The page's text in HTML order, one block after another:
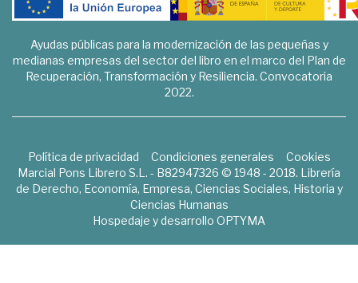
Ayudas públicas para la modernización de las pequeñas y
medianas empresas del sector del libro en el marco del Plan de
Recuperación, Transformación y Resiliencia. Convocatoria
2022.
Política de privacidad Condiciones generales
Cookies
Marcial Pons Librero S.L. - B82947326 © 1948 - 2018. Librería
de Derecho, Economía, Empresa, Ciencias Sociales, Historia y
Ciencias Humanas
Hospedaje y desarrollo OPTYMA